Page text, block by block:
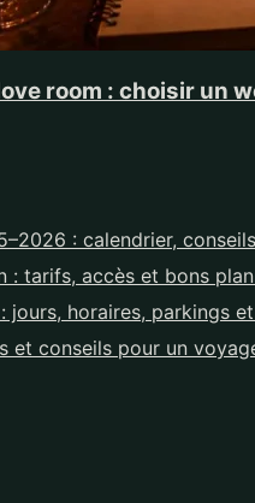
room : choisir un
: calendrier,
: tarifs, accès et bons
jours, horaires, parkings
et conseils pour un